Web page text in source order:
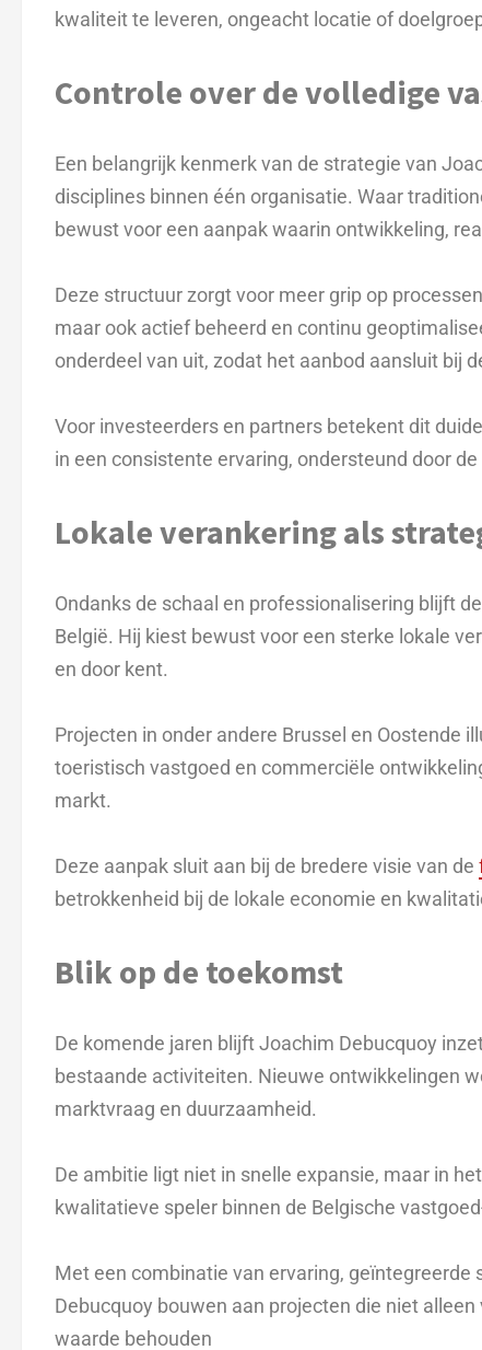
kwaliteit te leveren, ongeacht locatie of
Controle over de volledige
Een belangrijk kenmerk van de strategie van
disciplines binnen één organisatie. Waar
bewust voor een aanpak waarin ontwikkeling,
Deze structuur zorgt voor meer grip op
maar ook actief beheerd en continu
onderdeel van uit, zodat het aanbod aansluit bij
Voor investeerders en partners betekent dit
in een consistente ervaring, ondersteund door
Lokale verankering als
Ondanks de schaal en professionalisering blijft
België. Hij kiest bewust voor een sterke lokale
en door kent.
Projecten in onder andere Brussel en Oostende
toeristisch vastgoed en commerciële
markt.
Deze aanpak sluit aan bij de bredere visie van de
betrokkenheid bij de lokale economie en
Blik op de toekomst
De komende jaren blijft Joachim Debucquoy
bestaande activiteiten. Nieuwe ontwikkelingen
marktvraag en duurzaamheid.
De ambitie ligt niet in snelle expansie, maar in
kwalitatieve speler binnen de Belgische
Met een combinatie van ervaring,
Debucquoy bouwen aan projecten die niet
waarde behouden